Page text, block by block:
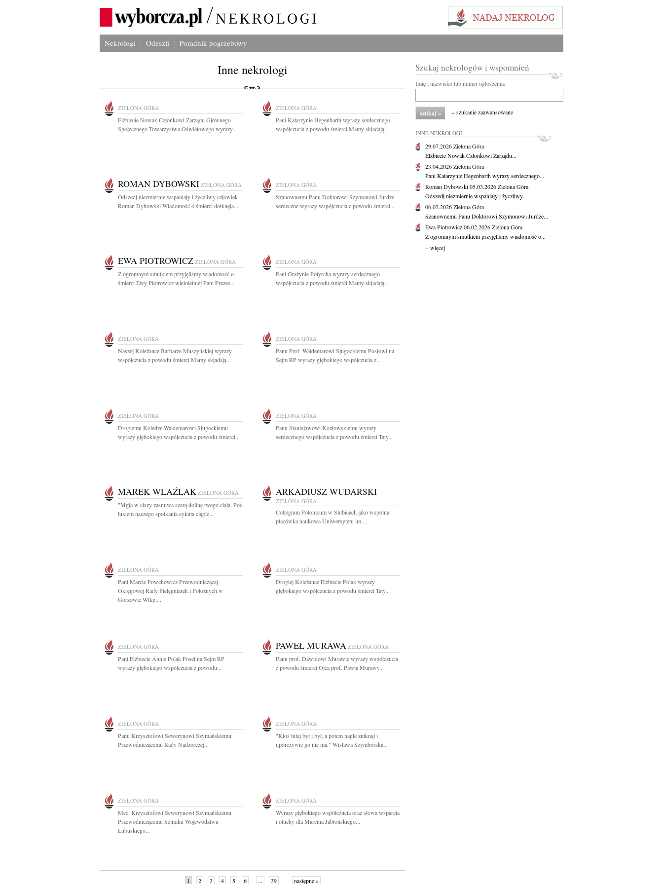
Nekrologi Odeszli Poradnik pogrzebowy
Inne nekrologi
ZIELONA GÓRA
Elżbiecie Nowak Członkowi Zarządu Głównego
Społecznego Towarzystwa Oświatowego wyrazy...
ZIELONA GÓRA
Pani Katarzynie Hegenbarth wyrazy serdecznego
współczucia z powodu śmierci Mamy składają...
ROMAN DYBOWSKI ZIELONA GÓRA
Odszedł niezmiernie wspaniały i życzliwy człowiek
Roman Dybowski Wiadomość o śmierci dotknęła...
ZIELONA GÓRA
Szanownemu Panu Doktorowi Szymonowi Jurdze
serdeczne wyrazy współczucia z powodu śmierci...
EWA PIOTROWICZ ZIELONA GÓRA
Z ogromnym smutkiem przyjęliśmy wiadomość o
śmierci Ewy Piotrowicz wieloletniej Pani Prezes...
ZIELONA GÓRA
Pani Grażynie Potyrcha wyrazy serdecznego
współczucia z powodu śmierci Mamy składają...
ZIELONA GÓRA
Naszej Koleżance Barbarze Muszyńskiej wyrazy
współczucia z powodu śmierci Mamy składają...
ZIELONA GÓRA
Panu Prof. Waldemarowi Sługockiemu Posłowi na
Sejm RP wyrazy głębokiego współczucia z...
ZIELONA GÓRA
Drogiemu Koledze Waldemarowi Sługockiemu
wyrazy głębokiego współczucia z powodu śmierci...
ZIELONA GÓRA
Panu Stanisławowi Kozłowskiemu wyrazy
serdecznego współczucia z powodu śmierci Taty...
MAREK WLAŹLAK ZIELONA GÓRA
"Mgła w ciszy zasnuwa szarą dolinę twego ciała. Pod
łukiem naszego spotkania cykuta ciągle...
ARKADIUSZ WUDARSKI
ZIELONA GÓRA
Collegium Polonicum w Słubicach jako wspólna
placówka naukowa Uniwersytetu im....
ZIELONA GÓRA
Pani Marcie Powchowicz Przewodniczącej
Okręgowej Rady Pielęgniarek i Położnych w
Gorzowie Wlkp....
ZIELONA GÓRA
Drogiej Koleżance Elżbiecie Polak wyrazy
głębokiego współczucia z powodu śmierci Taty...
ZIELONA GÓRA
Pani Elżbiecie Annie Polak Poseł na Sejm RP
wyrazy głębokiego współczucia z powodu...
PAWEŁ MURAWA ZIELONA GÓRA
Panu prof. Dawidowi Murawie wyrazy współczucia
z powodu śmierci Ojca prof. Pawła Murawy...
ZIELONA GÓRA
Panu Krzysztofowi Sewerynowi Szymańskiemu
Przewodniczącemu Rady Nadzorczej...
ZIELONA GÓRA
"Ktoś tutaj był i był, a potem nagle zniknął i
uporczywie go nie ma." Wisława Szymborska...
ZIELONA GÓRA
Mec. Krzysztofowi Sewerynowi Szymańskiemu
Przewodniczącemu Sejmiku Województwa
Lubuskiego...
ZIELONA GÓRA
Wyrazy głębokiego współczucia oraz słowa wsparcia
i otuchy dla Marcina Jabłońskiego...
1 2 3 4 5 6 ... 39 następne »
Szukaj nekrologów i wspomnień
Imię i nazwisko lub numer ogłoszenia:
+ szukanie zaawansowane
INNE NEKROLOGI
29.07.2026Zielona Góra
Elżbiecie Nowak Członkowi Zarządu...
23.04.2026Zielona Góra
Pani Katarzynie Hegenbarth wyrazy serdecznego...
Roman Dybowski05.03.2026Zielona Góra
Odszedł niezmiernie wspaniały i życzliwy...
06.02.2026Zielona Góra
Szanownemu Panu Doktorowi Szymonowi Jurdze...
Ewa Piotrowicz06.02.2026Zielona Góra
Z ogromnym smutkiem przyjęliśmy wiadomość o...
+ więcej